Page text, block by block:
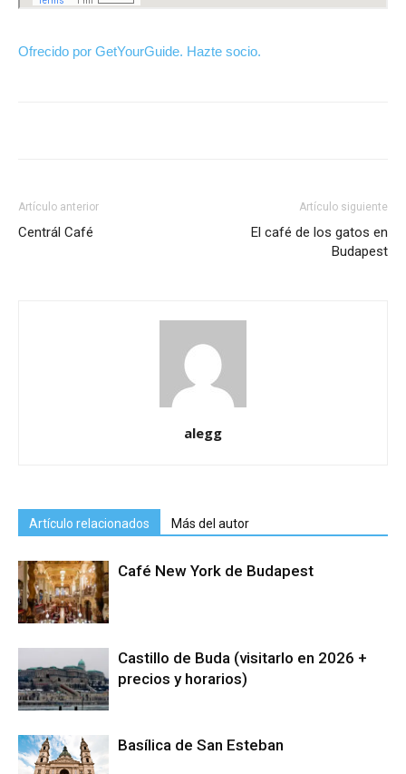
Ofrecido por GetYourGuide. Hazte socio.
Artículo anterior
Centrál Café
Artículo siguiente
El café de los gatos en
Budapest
alegg
Artículo relacionados Más del autor
Café New York de Budapest
Castillo de Buda (visitarlo en 2026 +
precios y horarios)
Basílica de San Esteban